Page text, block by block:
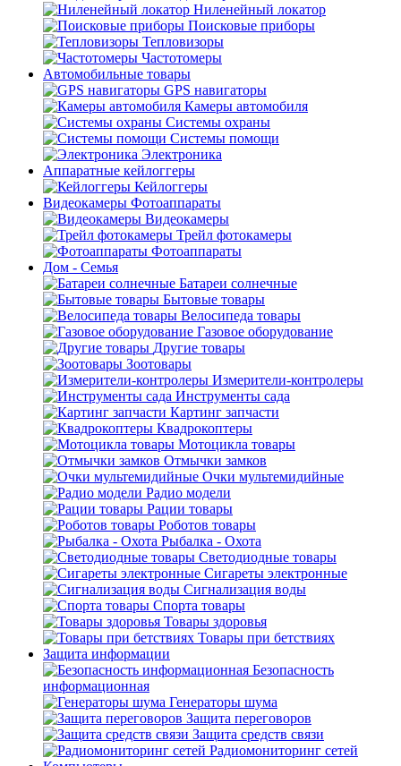
Ниленейный локатор
Поисковые приборы
Тепловизоры
Частотомеры
Автомобильные товары
GPS навигаторы
Камеры автомобиля
Системы охраны
Системы помощи
Электроника
Аппаратные кейлоггеры
Кейлоггеры
Видеокамеры Фотоаппараты
Видеокамеры
Трейл фотокамеры
Фотоаппараты
Дом - Семья
Батареи солнечные
Бытовые товары
Велосипеда товары
Газовое оборудование
Другие товары
Зоотовары
Измерители-контролеры
Инструменты сада
Картинг запчасти
Квадрокоптеры
Мотоцикла товары
Отмычки замков
Очки мультемидийные
Радио модели
Рации товары
Роботов товары
Рыбалка - Охота
Светодиодные товары
Сигареты электронные
Сигнализация воды
Спорта товары
Товары здоровья
Товары при бетствиях
Защита информации
Безопасность
информационная
Генераторы шума
Защита переговоров
Защита средств связи
Радиомониторинг сетей